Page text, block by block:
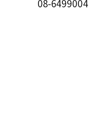
08-6499004